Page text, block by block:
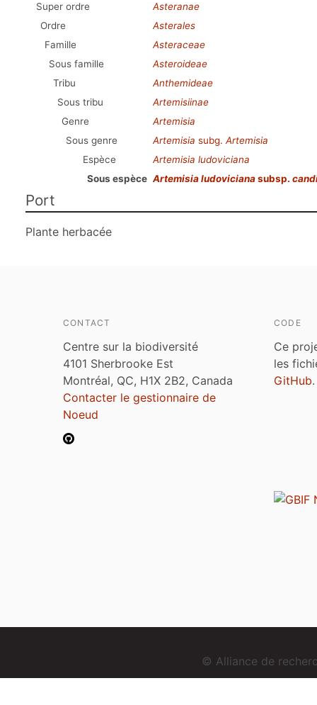
Super ordre
Asteranae
Ordre
Asterales
Famille
Asteraceae
Sous famille
Asteroideae
Tribu
Anthemideae
Sous tribu
Artemisiinae
Genre
Artemisia
Sous genre
Artemisia subg. Artemisia
Espèce
Artemisia ludoviciana
Sous espèce Artemisia ludovicianasubsp.
Port
Plante herbacée
CONTACT
Centre sur la biodiversité
4101 Sherbrooke Est
Montréal, QC, H1X 2B2, Canada
Contacter le gestionnaire de
Noeud
CODE
Ce
les
GitHub.
© Alliance de